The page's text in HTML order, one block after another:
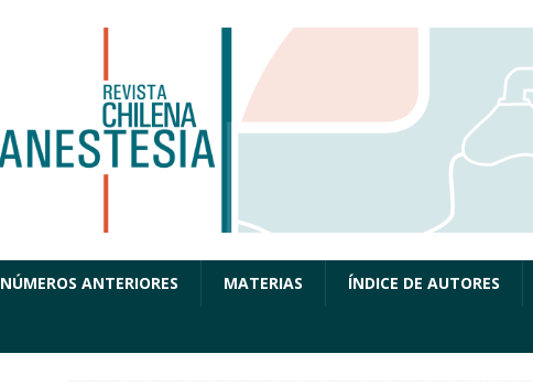
NÚMEROS ANTERIORES MATERIAS ÍNDICE DE AUTORES